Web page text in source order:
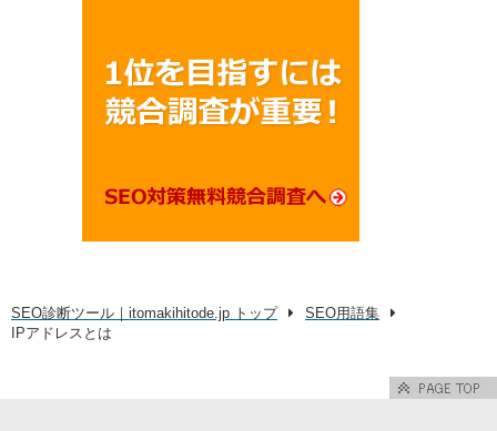
SEO診断ツール｜itomakihitode.jp トップ
SEO用語集
IPアドレスとは